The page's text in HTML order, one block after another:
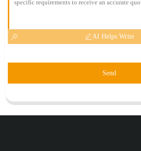
AI Helps Write
Send